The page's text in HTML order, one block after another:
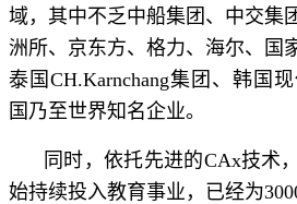
域，其中不乏中船集团、中交集
洲所、京东方、格力、海尔、国
泰国CH.Karnchang集团、韩国
国乃至世界知名企业。
同时，依托先进的CAx技术
始持续投入教育事业，已经为